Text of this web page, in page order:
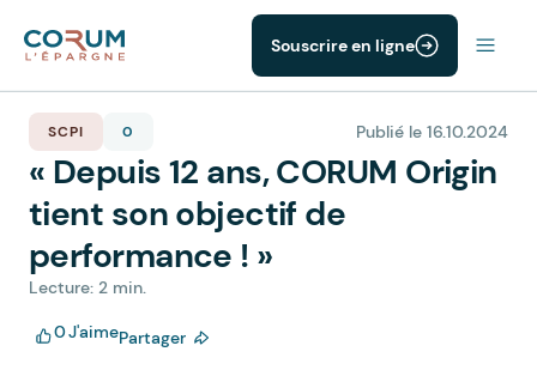
Souscrire en ligne
SCPI 0 Publié le 16.10.2024
« Depuis 12 ans, CORUM Origin
tient son objectif de
performance ! »
Lecture: 2 min.
0J'aimePartager